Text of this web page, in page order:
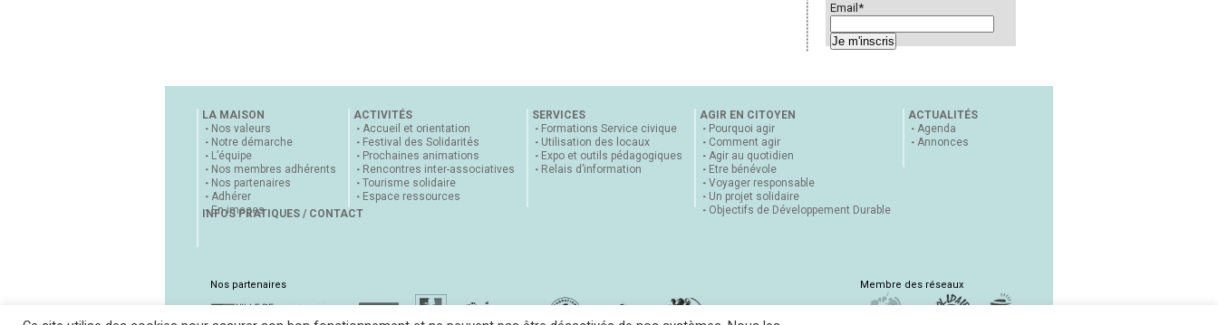
Email*
LA MAISON
Nos valeurs
Notre démarche
L’équipe
Nos membres adhérents
Nos partenaires
Adhérer
En images
ACTIVITÉS
Accueil et orientation
Festival des Solidarités
Prochaines animations
Rencontres inter-associatives
Tourisme solidaire
Espace ressources
SERVICES
Formations Service civique
Utilisation des locaux
Expo et outils pédagogiques
Relais d’information
AGIR EN CITOYEN
Pourquoi agir
Comment agir
Agir au quotidien
Etre bénévole
Voyager responsable
Un projet solidaire
Objectifs de Développement Durable
ACTUALITÉS
Agenda
Annonces
INFOS PRATIQUES / CONTACT
Nos partenaires Membre des réseaux